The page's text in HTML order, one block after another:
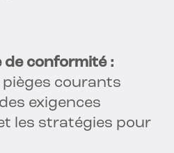
de conformité :
pièges courants
exigences
les stratégies pour